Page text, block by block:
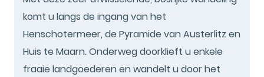
komt u langs de ingang van het
Henschotermeer, de Pyramide van Austerlitz en
Huis te Maarn. Onderweg doorklieft u enkele
fraaie landgoederen en wandelt u door het